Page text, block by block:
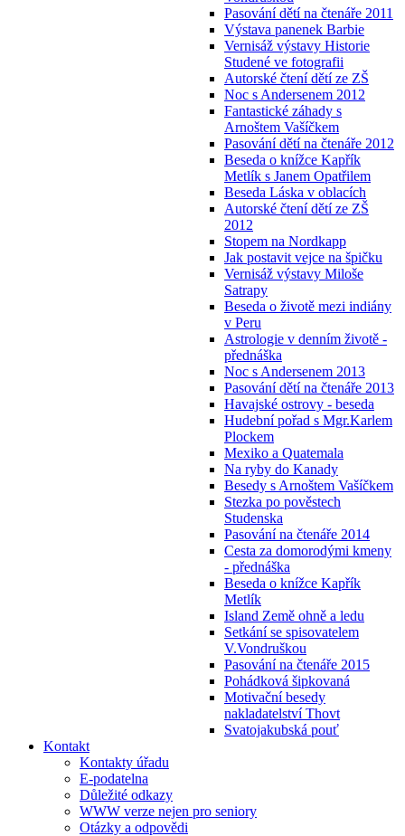
Pasování dětí na čtenáře 2011
Výstava panenek Barbie
Vernisáž výstavy Historie
Studené ve fotografii
Autorské čtení dětí ze ZŠ
Noc s Andersenem 2012
Fantastické záhady s
Arnoštem Vašíčkem
Pasování dětí na čtenáře 2012
Beseda o knížce Kapřík
Metlík s Janem Opatřilem
Beseda Láska v oblacích
Autorské čtení dětí ze ZŠ
2012
Stopem na Nordkapp
Jak postavit vejce na špičku
Vernisáž výstavy Miloše
Satrapy
Beseda o životě mezi indiány
v Peru
Astrologie v denním životě -
přednáška
Noc s Andersenem 2013
Pasování dětí na čtenáře 2013
Havajské ostrovy - beseda
Hudební pořad s Mgr.Karlem
Plockem
Mexiko a Quatemala
Na ryby do Kanady
Besedy s Arnoštem Vašíčkem
Stezka po pověstech
Studenska
Pasování na čtenáře 2014
Cesta za domorodými kmeny
- přednáška
Beseda o knížce Kapřík
Metlík
Island Země ohně a ledu
Setkání se spisovatelem
V.Vondruškou
Pasování na čtenáře 2015
Pohádková šipkovaná
Motivační besedy
nakladatelství Thovt
Svatojakubská pouť
Kontakt
Kontakty úřadu
E-podatelna
Důležité odkazy
WWW verze nejen pro seniory
Otázky a odpovědi